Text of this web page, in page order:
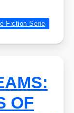
Fiction Serie
OF